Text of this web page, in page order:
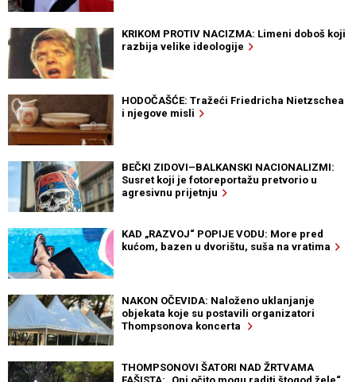
KRIKOM PROTIV NACIZMA: Limeni doboš koji
razbija velike ideologije
HODOČAŠĆE: Tražeći Friedricha Nietzschea
i njegove misli
BEČKI ZIDOVI–BALKANSKI NACIONALIZMI:
Susret koji je fotoreportažu pretvorio u
agresivnu prijetnju
KAD „RAZVOJ“ POPIJE VODU: More pred
kućom, bazen u dvorištu, suša na vratima
NAKON OČEVIDA: Naloženo uklanjanje
objekata koje su postavili organizatori
Thompsonova koncerta
THOMPSONOVI ŠATORI NAD ŽRTVAMA